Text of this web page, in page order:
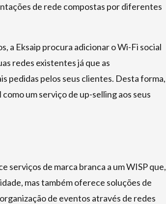
de rede compostas por diferentes
a Eksaip procura adicionar o Wi-Fi social
redes existentes já que as
pedidas pelos seus clientes. Desta forma,
um serviço de up-selling aos seus
serviços de marca branca a um WISP que,
mas também oferece soluções de
de eventos através de redes